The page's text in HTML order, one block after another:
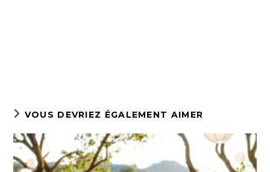
VOUS DEVRIEZ ÉGALEMENT AIMER